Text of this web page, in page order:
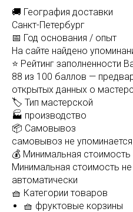
🚚 География доставки
Санкт-Петербург
📅 Год основания / опыт
На сайте найдено
⭐ Рейтинг заполненности
88 из 100 баллов —
открытых данных о
🏷️ Тип мастерской
🏭 производство
📦 Самовывоз
самовывоз не упоминается
💰 Минимальная стоимость
Минимальная стоимость
автоматически
🧺 Категории товаров
🧺 фруктовые корзины